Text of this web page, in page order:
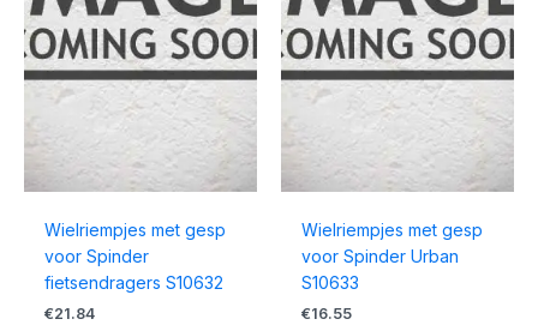
Wielriempjes met gesp
voor Spinder
fietsendragers S10632
€21.84
Wielriempjes met gesp
voor Spinder Urban
S10633
€16.55